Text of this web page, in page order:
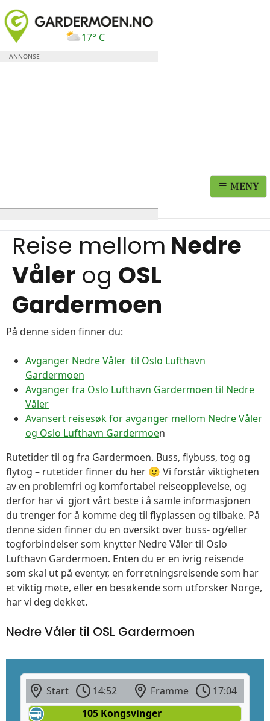
17° C
MENY
Reise mellom Nedre
Våler og OSL
Gardermoen
På denne siden finner du:
Avganger Nedre Våler til Oslo Lufthavn
Gardermoen
Avganger fra Oslo Lufthavn Gardermoen til Nedre
Våler
Avansert reisesøk for avganger mellom Nedre Våler
og Oslo Lufthavn Gardermoen
Rutetider til og fra Gardermoen. Buss, flybuss, tog og
flytog – rutetider finner du her 🙂 Vi forstår viktigheten
av en problemfri og komfortabel reiseopplevelse, og
derfor har vi gjort vårt beste i å samle informasjonen
du trenger for å komme deg til flyplassen og tilbake. På
denne siden finner du en oversikt over buss- og/eller
togforbindelser som knytter Nedre Våler til Oslo
Lufthavn Gardermoen. Enten du er en ivrig reisende
som skal ut på eventyr, en forretningsreisende som har
et viktig møte, eller en besøkende som utforsker Norge,
har vi deg dekket.
Nedre Våler til OSL Gardermoen
Start 14:52 Framme
17:04
105 Kongsvinger